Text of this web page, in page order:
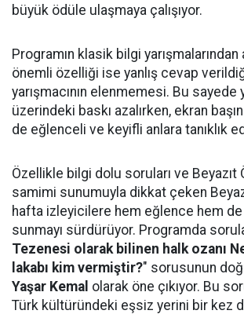
büyük ödüle ulaşmaya çalışıyor.
Programın klasik bilgi yarışmalarından
önemli özelliği ise yanlış cevap
yarışmacının elenmemesi. Bu sayede
üzerindeki baskı azalırken, ekran
de eğlenceli ve keyifli anlara tanıklık
Özellikle bilgi dolu soruları ve Beyazıt
samimi sunumuyla dikkat çeken
hafta izleyicilere hem eğlence hem
sunmayı sürdürüyor. Programda
Tezenesi olarak bilinen halk ozanı
lakabı kim vermiştir?" sorusunun
Yaşar Kemal olarak öne çıkıyor. Bu
Türk kültüründeki eşsiz yerini bir kez